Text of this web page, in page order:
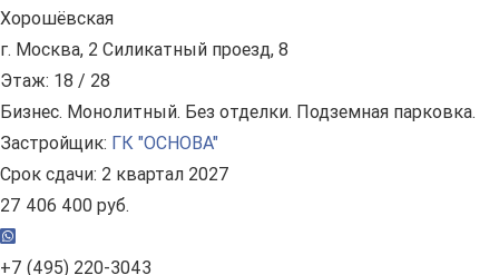
Хорошёвская
г. Москва, 2 Силикатный проезд, 8
Этаж: 18 / 28
Бизнес. Монолитный. Без отделки. Подземная парковка.
Застройщик: ГК "ОСНОВА"
Срок сдачи: 2 квартал 2027
27 406 400 руб.
+7 (495) 220-3043